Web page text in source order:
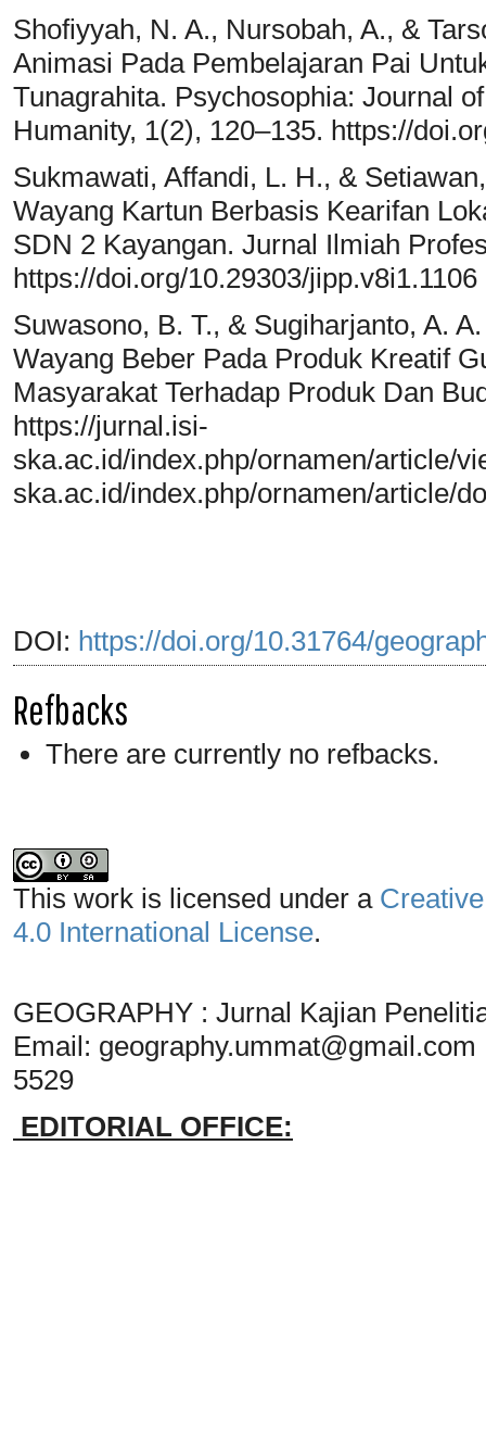
Shofiyyah, N. A., Nursobah, A., &
Animasi Pada Pembelajaran Pai
Tunagrahita. Psychosophia: Journal
Humanity, 1(2), 120–135. https://
Sukmawati, Affandi, L. H., &
Wayang Kartun Berbasis Kearifan
SDN 2 Kayangan. Jurnal Ilmiah
https://doi.org/10.29303/jipp.v8i1.1106
Suwasono, B. T., & Sugiharjanto, A.
Wayang Beber Pada Produk Kreatif
Masyarakat Terhadap Produk Dan
https://jurnal.isi-
ska.ac.id/index.php/ornamen/article/
ska.ac.id/index.php/ornamen/article/
DOI: https://doi.org/10.31764/
Refbacks
There are currently no refbacks.
This work is licensed under a
4.0 International License.
GEOGRAPHY : Jurnal Kajian
Email: geography.ummat@gmail.com
5529
EDITORIAL OFFICE: